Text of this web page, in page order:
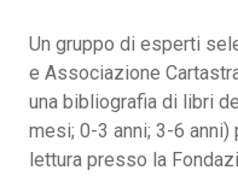
Un gruppo di esperti
e Associazione
una bibliografia di libri
mesi; 0-3 anni; 3-6
lettura presso la